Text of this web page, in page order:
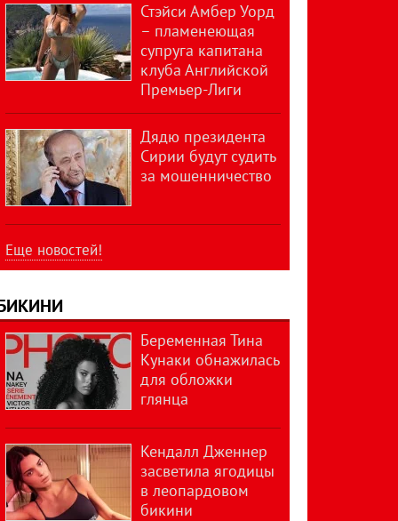
Стэйси Амбер Уорд
– пламенеющая
супруга капитана
клуба Английской
Премьер-Лиги
Дядю президента
Сирии будут судить
за мошенничество
Еще новостей!
Беременная Тина
Кунаки обнажилась
для обложки
глянца
Кендалл Дженнер
засветила ягодицы
в леопардовом
бикини